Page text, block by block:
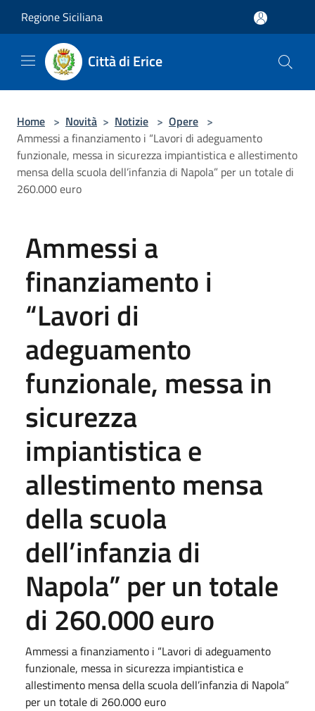
Regione Siciliana
Città di Erice
Home > Novità > Notizie > Opere >
Ammessi a finanziamento i “Lavori di adeguamento
funzionale, messa in sicurezza impiantistica e allestimento
mensa della scuola dell’infanzia di Napola” per un totale di
260.000 euro
Ammessi a
finanziamento i
“Lavori di
adeguamento
funzionale, messa in
sicurezza
impiantistica e
allestimento mensa
della scuola
dell’infanzia di
Napola” per un totale
di 260.000 euro
Ammessi a finanziamento i “Lavori di adeguamento
funzionale, messa in sicurezza impiantistica e
allestimento mensa della scuola dell’infanzia di Napola”
per un totale di 260.000 euro